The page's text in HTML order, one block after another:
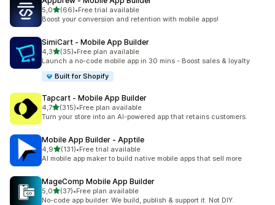
5,05 yıldız üzerinden
(66)
toplam 66 değerlendirme
•Free trial available
Boost your conversion and retention with mobile apps!
SimiCart ‑ Mobile App Builder
4,35 yıldız üzerinden
(35)
toplam 35 değerlendirme
•Free plan available
Launch a no-code mobile app in 30 mins - Boost sales & loyalty
Built for Shopify
Tapcart ‑ Mobile App Builder
4,75 yıldız üzerinden
(315)
toplam 315 değerlendirme
•Free plan available
Turn your store into an AI-powered app that retains customers.
Mobile App Builder ‑ Apptile
4,95 yıldız üzerinden
(131)
toplam 131 değerlendirme
•Free trial available
AI mobile app maker to build native mobile apps that sell more
MageComp Mobile App Builder
5,05 yıldız üzerinden
(37)
toplam 37 değerlendirme
•Free plan available
No-code app builder. We build, publish & support it. Not DIY.